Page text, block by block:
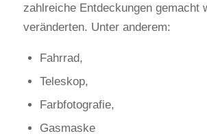
zahlreiche Entdeckungen gemacht
veränderten. Unter anderem:
Fahrrad,
Teleskop,
Farbfotografie,
Gasmaske